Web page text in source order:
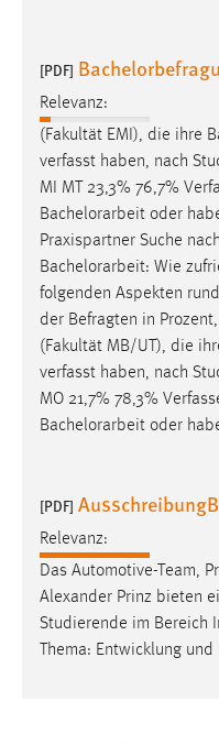
[PDF]
Relevanz:
(Fakultät EMI), die ihre
verfasst haben, nach
MI MT 23,3% 76,7%
Bachelorarbeit oder
Praxispartner Suche
Bachelorarbeit: Wie
folgenden Aspekten
der Befragten in
(Fakultät MB/UT), die
verfasst haben, nach
MO 21,7% 78,3%
Bachelorarbeit oder
[PDF]
Relevanz:
Das Automotive-Team,
Alexander Prinz bieten
Studierende im Bereich
Thema: Entwicklung und